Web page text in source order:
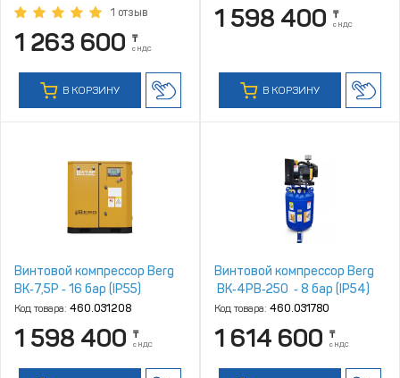
1 отзыв
1 263 600 ₸
с НДС
В КОРЗИНУ
1 598 400 ₸
с НДС
В КОРЗИНУ
Винтовой компрессор Berg
ВК‑7,5Р ‑ 16 бар (IP55)
Код товара: 460.031208
1 598 400 ₸
с НДС
Винтовой компрессор Berg
ВК‑4РВ‑250 ‑ 8 бар (IP54)
Код товара: 460.031780
1 614 600 ₸
с НДС